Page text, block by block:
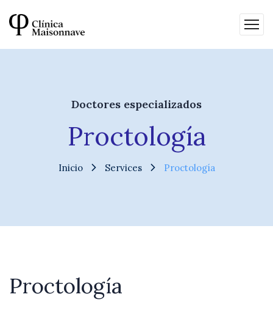
Doctores especializados
Proctología
Inicio Services Proctología
Proctología